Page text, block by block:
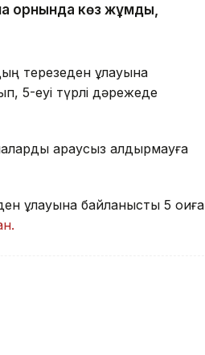
орнында көз жұмды,
терезеден құлауына
5-еуі түрлі дәрежеде
қараусыз қалдырмауға
құлауына байланысты 5 оқиға